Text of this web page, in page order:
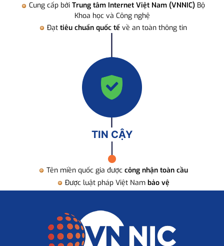
Cung cấp bởi Trung tâm Internet Việt Nam (VNNIC) Bộ
Khoa học và Công nghệ
Đạt tiêu chuẩn quốc tế về an toàn thông tin
TIN CẬY
Tên miền quốc gia được công nhận toàn cầu
Được luật pháp Việt Nam bảo vệ